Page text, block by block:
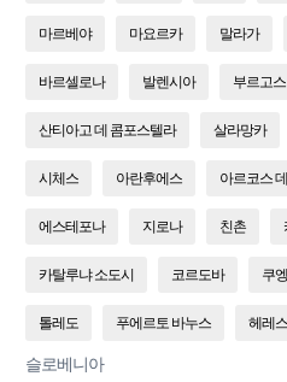
마르베야 마요르카 말라가
바르셀로나 발렌시아 부르고스
산티아고 데 콤포스텔라 살라망카
시체스 아란후에스 아르코스
에스테포나 지로나 친촌
카탈루냐 소도시 코르도바 쿠
톨레도 푸에르토 바누스 헤레
슬로베니아